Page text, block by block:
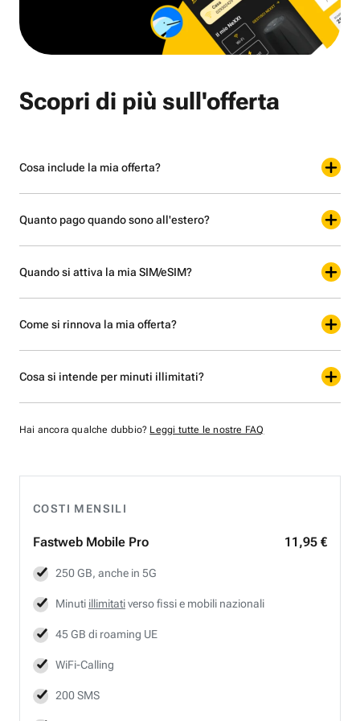
COSTI MENSILI
Fastweb Mobile Pro 11,95 €
250 GB, anche in 5G
Minuti illimitativerso fissi e mobili nazionali
45 GB di roaming UE
WiFi-Calling
200 SMS
Scopri di più sull'offerta
Cosa include la mia offerta?
Quanto pago quando sono all'estero?
Quando si attiva la mia SIM/eSIM?
Come si rinnova la mia offerta?
Cosa si intende per minuti illimitati?
Hai ancora qualche dubbio? Leggi tutte le nostre FAQ